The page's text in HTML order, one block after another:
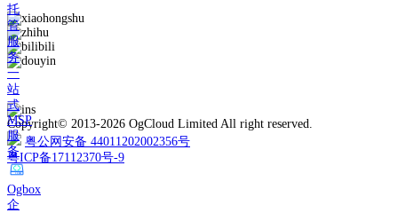
托
管
服
务
一
站
式
MSP
服
务
Ogbox
企
Copyright© 2013-2026 OgCloud Limited All right reserved.
粤公网安备 44011202002356号
粤ICP备17112370号-9